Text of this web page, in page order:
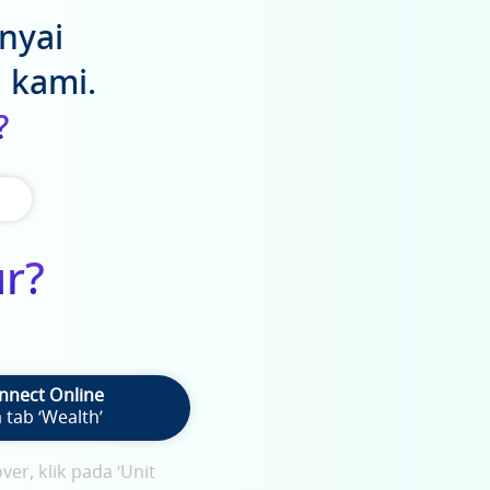
kami.
Online
‘Wealth’
klik pada ‘Unit